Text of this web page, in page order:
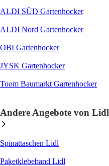
ALDI SÜD Gartenhocker
ALDI Nord Gartenhocker
OBI Gartenhocker
JYSK Gartenhocker
Toom Baumarkt Gartenhocker
Andere Angebote von Lidl
Spinattaschen Lidl
Paketklebeband Lidl